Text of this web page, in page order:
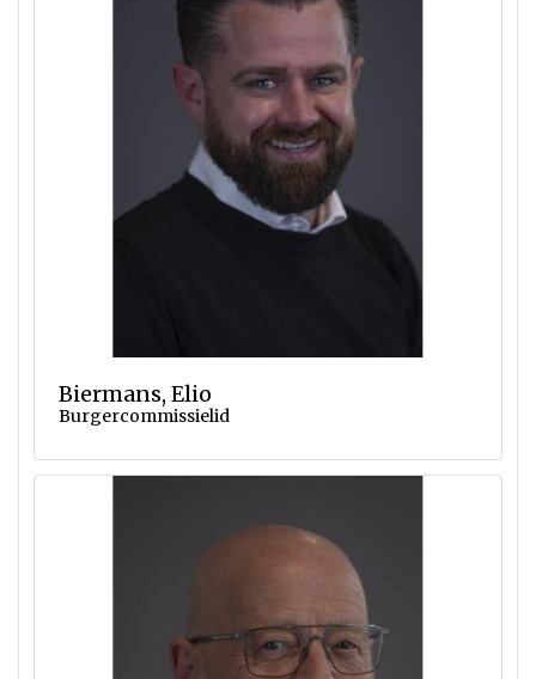
Biermans, Elio
Burgercommissielid